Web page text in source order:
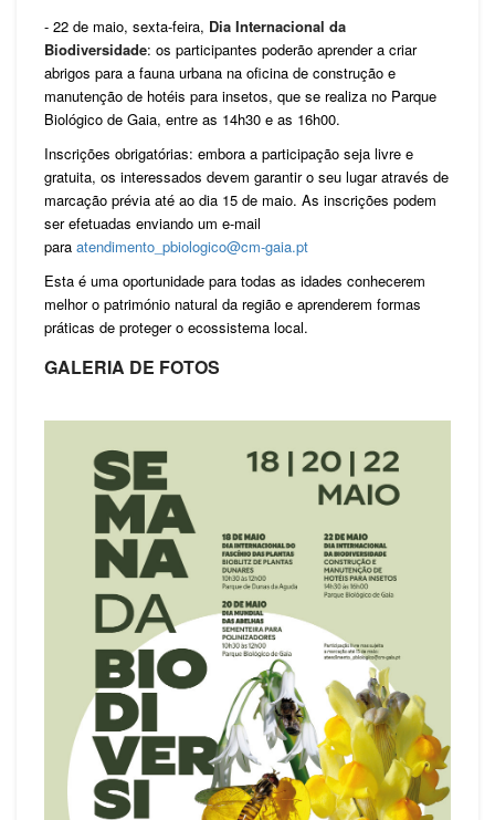
- 22 de maio, sexta-feira, Dia Internacional da
Biodiversidade: os participantes poderão aprender a criar
abrigos para a fauna urbana na oficina de construção e
manutenção de hotéis para insetos, que se realiza no Parque
Biológico de Gaia, entre as 14h30 e as 16h00.
Inscrições obrigatórias: embora a participação seja livre e
gratuita, os interessados devem garantir o seu lugar através de
marcação prévia até ao dia 15 de maio. As inscrições podem
ser efetuadas enviando um e-mail
para atendimento_pbiologico@cm-gaia.pt
Esta é uma oportunidade para todas as idades conhecerem
melhor o património natural da região e aprenderem formas
práticas de proteger o ecossistema local.
GALERIA DE FOTOS